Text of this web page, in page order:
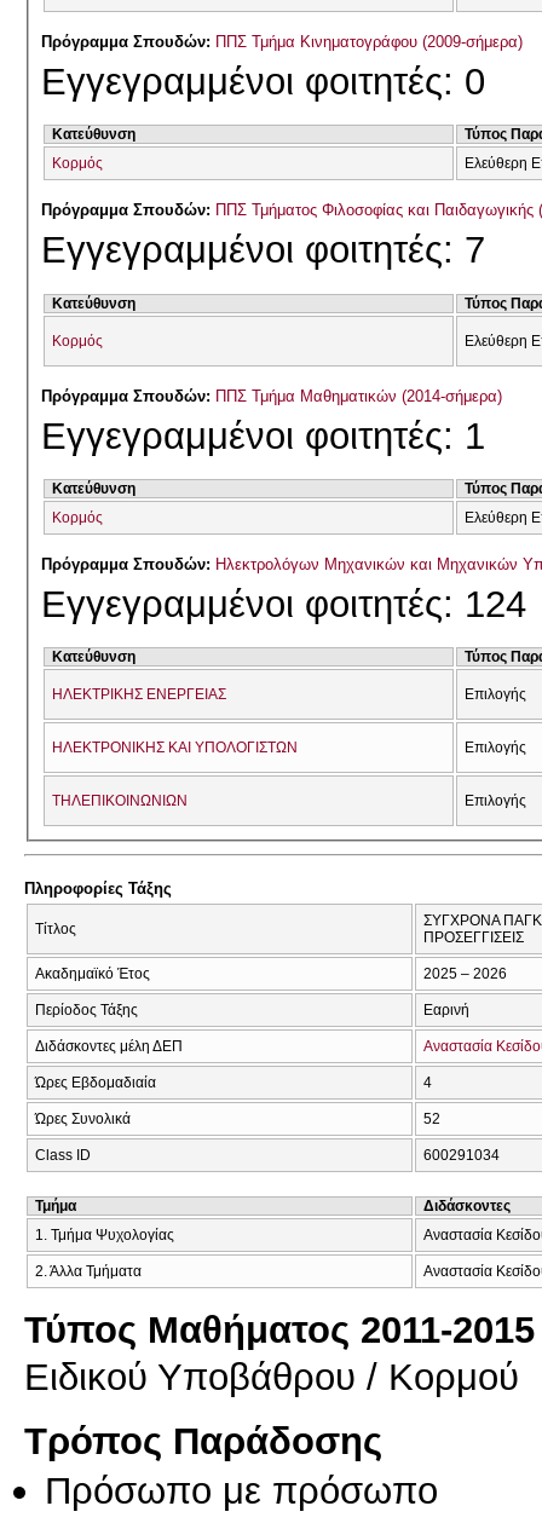
Πρόγραμμα Σπουδών: ΠΠΣ Τμήμα Κινηματογράφου (2009-σήμερα)
Εγγεγραμμένοι φοιτητές: 0
Κατεύθυνση
Τύπος
Κορμός
Ελεύθερη
Πρόγραμμα Σπουδών: ΠΠΣ Τμήματος Φιλοσοφίας και Παιδαγωγικής
Εγγεγραμμένοι φοιτητές: 7
Κατεύθυνση Τύπος
Κορμός Ελεύθερη
Πρόγραμμα Σπουδών: ΠΠΣ Τμήμα Μαθηματικών (2014-σήμερα)
Εγγεγραμμένοι φοιτητές: 1
Κατεύθυνση
Τύπος
Κορμός
Ελεύθερη
Πρόγραμμα Σπουδών: Ηλεκτρολόγων Μηχανικών και Μηχανικών
Εγγεγραμμένοι φοιτητές: 124
Κατεύθυνση Τύπος
ΗΛΕΚΤΡΙΚΗΣ ΕΝΕΡΓΕΙΑΣ Επιλογής
ΗΛΕΚΤΡΟΝΙΚΗΣ ΚΑΙ ΥΠΟΛΟΓΙΣΤΩΝ Επιλογής
ΤΗΛΕΠΙΚΟΙΝΩΝΙΩΝ Επιλογής
Πληροφορίες Τάξης
Τίτλος
ΣΥΓΧΡΟΝΑ
ΠΡΟΣΕΓΓΙΣΕΙΣ
Ακαδημαϊκό Έτος 2025 – 2026
Περίοδος Τάξης Εαρινή
Διδάσκοντες μέλη ΔΕΠ Αναστασία
Ώρες Εβδομαδιαία 4
Ώρες Συνολικά 52
Class ID 600291034
Τμήμα
Διδάσκοντες
1. Τμήμα Ψυχολογίας
Αναστασία
2. Άλλα Τμήματα Αναστασία
Τύπος Μαθήματος 2011-2015
Ειδικού Υποβάθρου / Κορμού
Τρόπος Παράδοσης
Πρόσωπο με πρόσωπο